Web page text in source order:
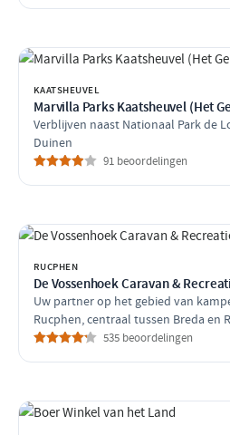
KAATSHEUVEL
Marvilla Parks Kaatsheuvel (Het
Verblijven naast Nationaal Park de
Duinen
91 beoordelingen
RUCPHEN
De Vossenhoek Caravan &
Uw partner op het gebied van
Rucphen, centraal tussen Breda en
535 beoordelingen